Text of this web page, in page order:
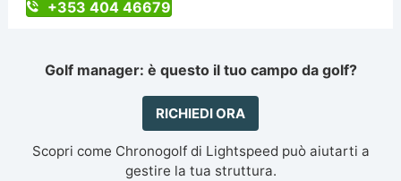
+353 404 46679
Golf manager: è questo il tuo campo da golf?
RICHIEDI ORA
Scopri come Chronogolf di Lightspeed può aiutarti a
gestire la tua struttura.